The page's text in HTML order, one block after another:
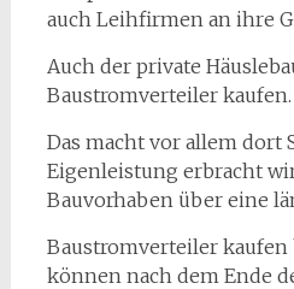
auch Leihfirmen an ihre
Auch der private
Baustromverteiler kaufen.
Das macht vor allem dort
Eigenleistung erbracht
Bauvorhaben über eine
Baustromverteiler
können nach dem Ende